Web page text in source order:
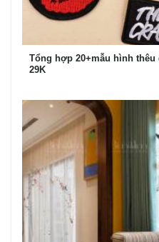
Tổng hợp 20+mẫu hình
29K